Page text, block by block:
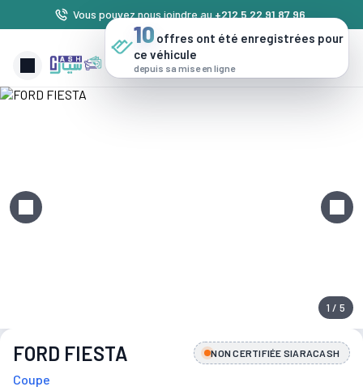
Vous pouvez nous joindre au +212 5 22 91 87 96
1 / 5
FORD FIESTA NON CERTIFIÉE SIARACASH
Coupe
10 offres ont été enregistrées pour
ce véhicule
depuis sa mise en ligne